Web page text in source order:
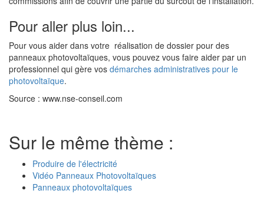
Pour aller plus loin...
Pour vous aider dans votre réalisation de dossier pour des
panneaux photovoltaïques, vous pouvez vous faire aider par un
professionnel qui gère vos démarches administratives pour le
photovoltaïque.
Source : www.nse-conseil.com
Sur le même thème :
Produire de l'électricité
Vidéo Panneaux Photovoltaïques
Panneaux photovoltaïques